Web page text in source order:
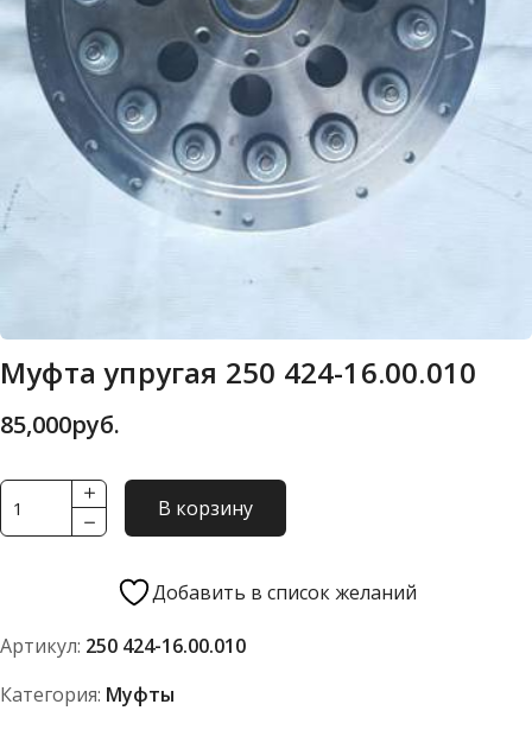
Муфта упругая 250 424-16.00.010
85,000руб.
Количество
товара
424-
В корзину
Добавить в список желаний
Артикул: 250 424-16.00.010
Категория: Муфты